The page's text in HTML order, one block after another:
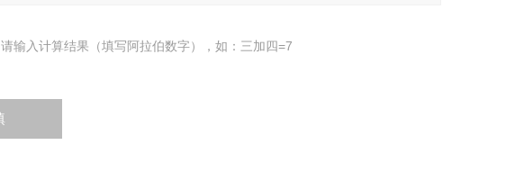
请输入计算结果（填写阿拉伯数字），如：三加四=7